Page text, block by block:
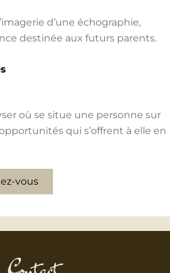
sur demande
revisualiser ses vies
compréhension de son
d’interagir avec les autres.
traumatisant peut avoir
conscience de cela, il est
et de s’orienter vers le mieux-
les réécouter.
d’une échographie,
destinée aux futurs parents.
permet aux femmes enceintes
émotions au sein même du
où se situe une personne sur
qui s’offrent à elle en
vous